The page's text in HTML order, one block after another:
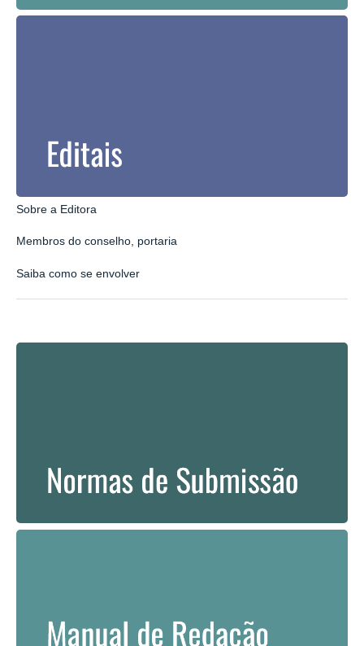
Sobre a Editora
Membros do conselho, portaria
Saiba como se envolver